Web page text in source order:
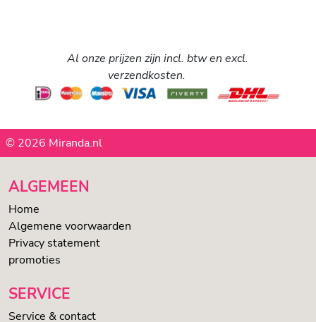
Al onze prijzen zijn incl. btw en excl.
verzendkosten.
© 2026 Miranda.nl
ALGEMEEN
Home
Algemene voorwaarden
Privacy statement
promoties
SERVICE
Service & contact